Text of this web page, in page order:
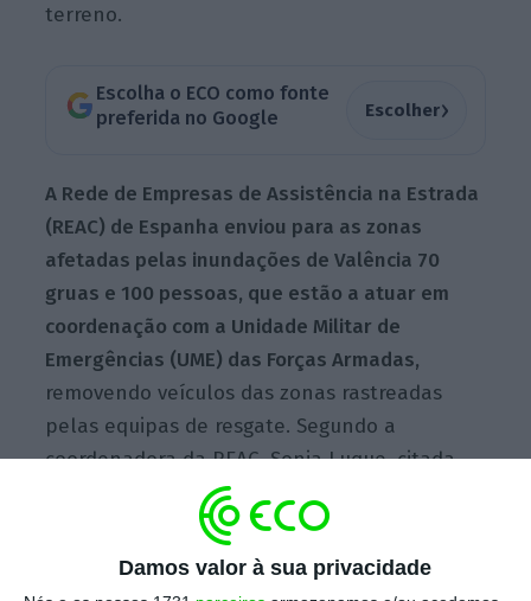
Damos valor à sua privacidade
terreno.
Escolha o ECO como fonte
preferida no Google
Escolher›
A Rede de Empresas de Assistência na Estrada
(REAC) de Espanha enviou para as zonas
afetadas pelas inundações de Valência 70
gruas e 100 pessoas, que estão a atuar em
coordenação com a Unidade Militar de
Emergências (UME) das Forças Armadas,
removendo veículos das zonas rastreadas
pelas equipas de resgate. Segundo a
coordenadora da REAC, Sonia Luque, citada
pela agência de notícias EFE, a
de que mais de 100 mil veículos tenham ficado
afetados pelo temporal.